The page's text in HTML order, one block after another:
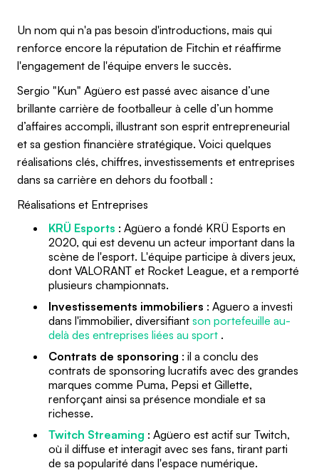
Un nom qui n'a pas besoin d'introductions, mais qui
renforce encore la réputation de Fitchin et réaffirme
l'engagement de l'équipe envers le succès.
Sergio "Kun" Agüero est passé avec aisance d’une
brillante carrière de footballeur à celle d’un homme
d’affaires accompli, illustrant son esprit entrepreneurial
et sa gestion financière stratégique. Voici quelques
réalisations clés, chiffres, investissements et entreprises
dans sa carrière en dehors du football :
Réalisations et Entreprises
KRÜ Esports : Agüero a fondé KRÜ Esports en
2020, qui est devenu un acteur important dans la
scène de l'esport. L'équipe participe à divers jeux,
dont VALORANT et Rocket League, et a remporté
plusieurs championnats.
Investissements immobiliers : Aguero a investi
dans l'immobilier, diversifiant son portefeuille au-
delà des entreprises liées au sport .
Contrats de sponsoring : il a conclu des
contrats de sponsoring lucratifs avec des grandes
marques comme Puma, Pepsi et Gillette,
renforçant ainsi sa présence mondiale et sa
richesse.
Twitch Streaming : Agüero est actif sur Twitch,
où il diffuse et interagit avec ses fans, tirant parti
de sa popularité dans l'espace numérique.